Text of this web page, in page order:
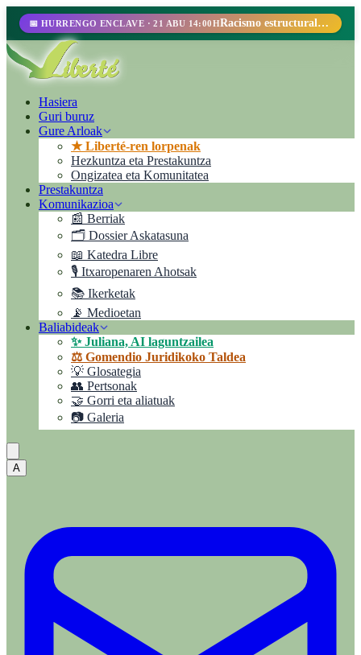
📅 HURRENGO ENCLAVE · 21 ABU 14:00H Racismo estructural, perfilamiento racial y abolicionismo carcelario.
Hasiera
Guri buruz
Gure Arloak
★ Liberté-ren lorpenak
Hezkuntza eta Prestakuntza
Ongizatea eta Komunitatea
Prestakuntza
Komunikazioa
📰 Berriak
🗂️ Dossier Askatasuna
📖 Katedra Libre
🎙️ Itxaropenaren Ahotsak
📚 Ikerketak
📡 Medioetan
Baliabideak
✨ Juliana, AI laguntzailea
⚖️ Gomendio Juridikoko Taldea
💡 Glosategia
👥 Pertsonak
🤝 Gorri eta aliatuak
📷 Galeria
A